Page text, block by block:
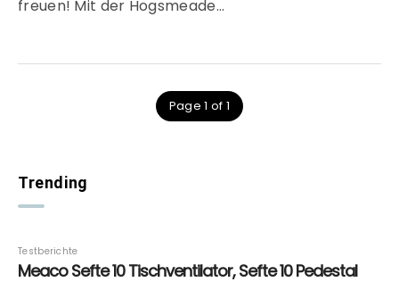
freuen! Mit der Hogsmeade…
Page 1 of 1
Trending